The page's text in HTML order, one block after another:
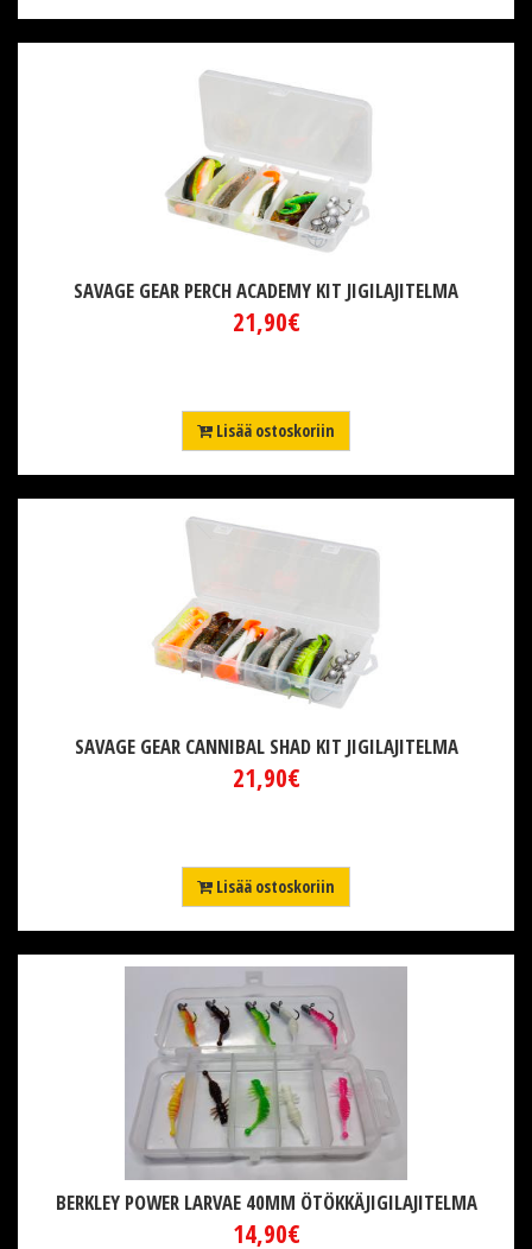
SAVAGE GEAR PERCH ACADEMY KIT JIGILAJITELMA
21,90€
Lisää ostoskoriin
SAVAGE GEAR CANNIBAL SHAD KIT JIGILAJITELMA
21,90€
Lisää ostoskoriin
BERKLEY POWER LARVAE 40MM ÖTÖKKÄJIGILAJITELMA
14,90€